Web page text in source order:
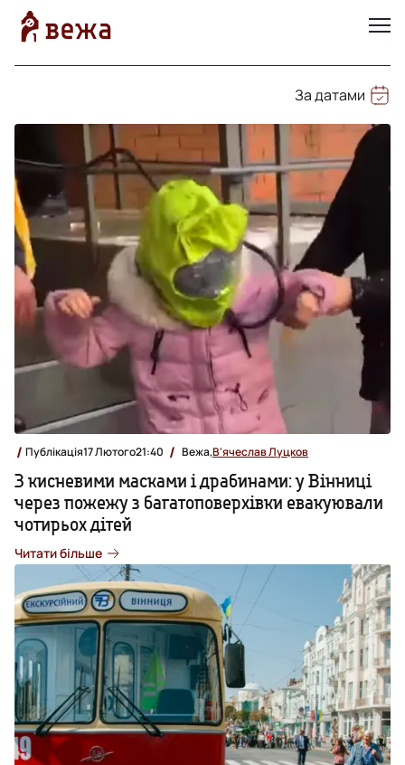
За датами
Публікація17 Лютого21:40 Вежа,В'ячеслав Луцков
З кисневими масками і драбинами: у Вінниці
через пожежу з багатоповерхівки евакуювали
чотирьох дітей
Читати більше